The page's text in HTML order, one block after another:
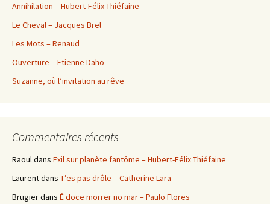
Annihilation – Hubert-Félix Thiéfaine
Le Cheval – Jacques Brel
Les Mots – Renaud
Ouverture – Etienne Daho
Suzanne, où l’invitation au rêve
Commentaires récents
Raouldans Exil sur planète fantôme – Hubert-Félix Thiéfaine
Laurentdans T’es pas drôle – Catherine Lara
Brugierdans É doce morrer no mar – Paulo Flores